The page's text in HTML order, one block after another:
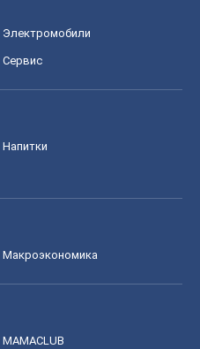
Электромобили
Сервис
Напитки
Mакроэкономика
MAMACLUB